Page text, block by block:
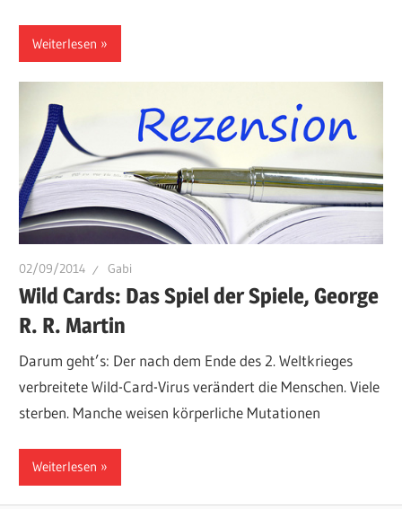
Weiterlesen
02/09/2014 Gabi
Wild Cards: Das Spiel der Spiele, George
R. R. Martin
Darum geht’s: Der nach dem Ende des 2. Weltkrieges
verbreitete Wild-Card-Virus verändert die Menschen. Viele
sterben. Manche weisen körperliche Mutationen
Weiterlesen